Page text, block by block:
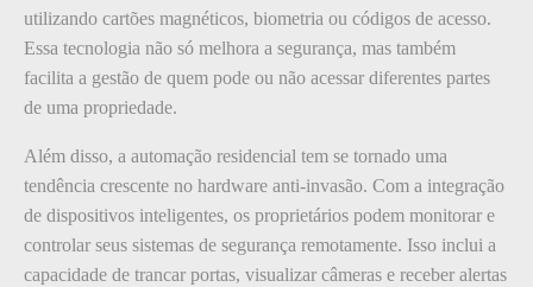
utilizando cartões magnéticos, biometria ou códigos de acesso.
Essa tecnologia não só melhora a segurança, mas também
facilita a gestão de quem pode ou não acessar diferentes partes
de uma propriedade.
Além disso, a automação residencial tem se tornado uma
tendência crescente no hardware anti-invasão. Com a integração
de dispositivos inteligentes, os proprietários podem monitorar e
controlar seus sistemas de segurança remotamente. Isso inclui a
capacidade de trancar portas, visualizar câmeras e receber alertas